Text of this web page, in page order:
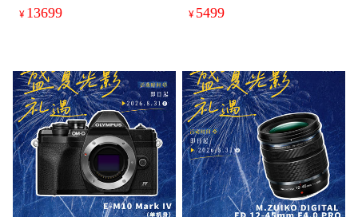
¥ 13699
双镜头套机
¥ 5499